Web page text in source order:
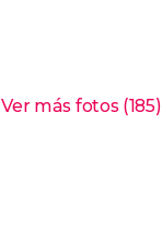
Ver más fotos (185)